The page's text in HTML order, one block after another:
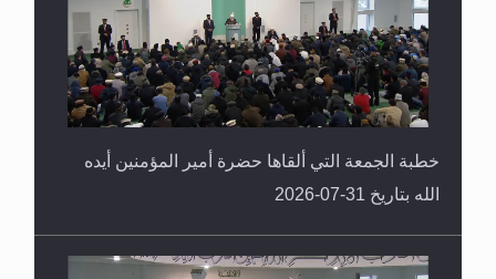
خطبة الجمعة التي ألقاها حضرة أمير المؤمنين أيده
الله بتاريخ 31-07-2026